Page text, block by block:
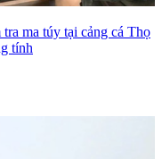
ma túy tại cảng cá Thọ
tính